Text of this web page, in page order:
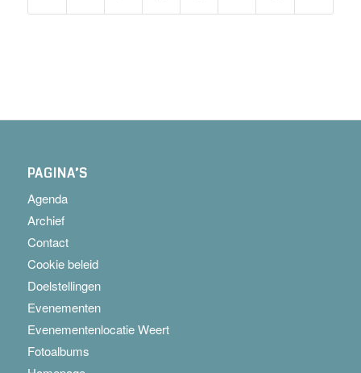
PAGINA’S
Agenda
Archief
Contact
Cookie beleid
Doelstellingen
Evenementen
Evenementenlocatie Weert
Fotoalbums